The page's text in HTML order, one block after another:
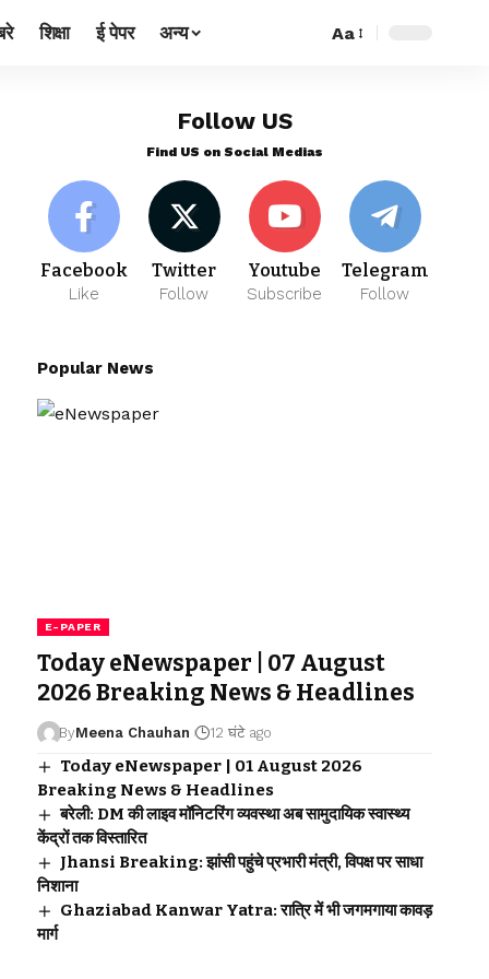
शिक्षा ई पेपर अन्य Aa
Follow US
Find US on Social Medias
Facebook
Like
Twitter
Follow
Youtube
Subscribe
Telegram
Follow
Popular News
E-PAPER
Today eNewspaper | 07 August
2026 Breaking News & Headlines
ByMeena Chauhan 12 घंटे ago
Today eNewspaper | 01 August 2026
Breaking News & Headlines
बरेली: DM की लाइव मॉनिटरिंग व्यवस्था अब सामुदायिक स्वास्थ्य
केंद्रों तक विस्तारित
Jhansi Breaking: झांसी पहुंचे प्रभारी मंत्री, विपक्ष पर साधा
निशाना
Ghaziabad Kanwar Yatra: रात्रि में भी जगमगाया कावड़
मार्ग